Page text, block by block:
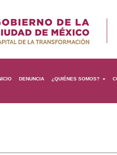
DENUNCIA ¿QUIÉNES SOMOS?